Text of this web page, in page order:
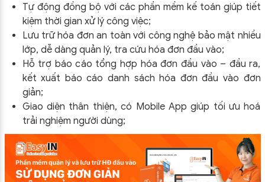
Tự động đồng bộ với các phần mềm kế toán giúp tiết
kiệm thời gian xử lý công việc;
Lưu trữ hóa đơn an toàn với công nghệ bảo mật nhiều
lớp, dễ dàng quản lý, tra cứu hóa đơn đầu vào;
Hỗ trợ báo cáo tổng hợp hóa đơn đầu vào – đầu ra,
kết xuất báo cáo danh sách hóa đơn đầu vào đơn
giản;
Giao diện thân thiện, có Mobile App giúp tối ưu hoá
trải nghiệm người dùng;